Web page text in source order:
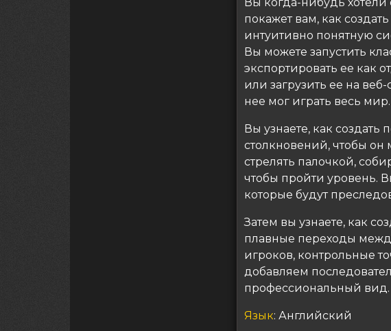
покажет вам, как
интуитивно понятную
Вы можете запустить
экспортировать ее как
или загрузить ее на
нее мог играть весь мир.
Вы узнаете, как
столкновений, чтобы он
стрелять палочкой,
чтобы пройти уровень.
которые будут
Затем вы узнаете, как
плавные переходы
игроков, контрольные
добавляем
профессиональный вид.
Язык: Английский